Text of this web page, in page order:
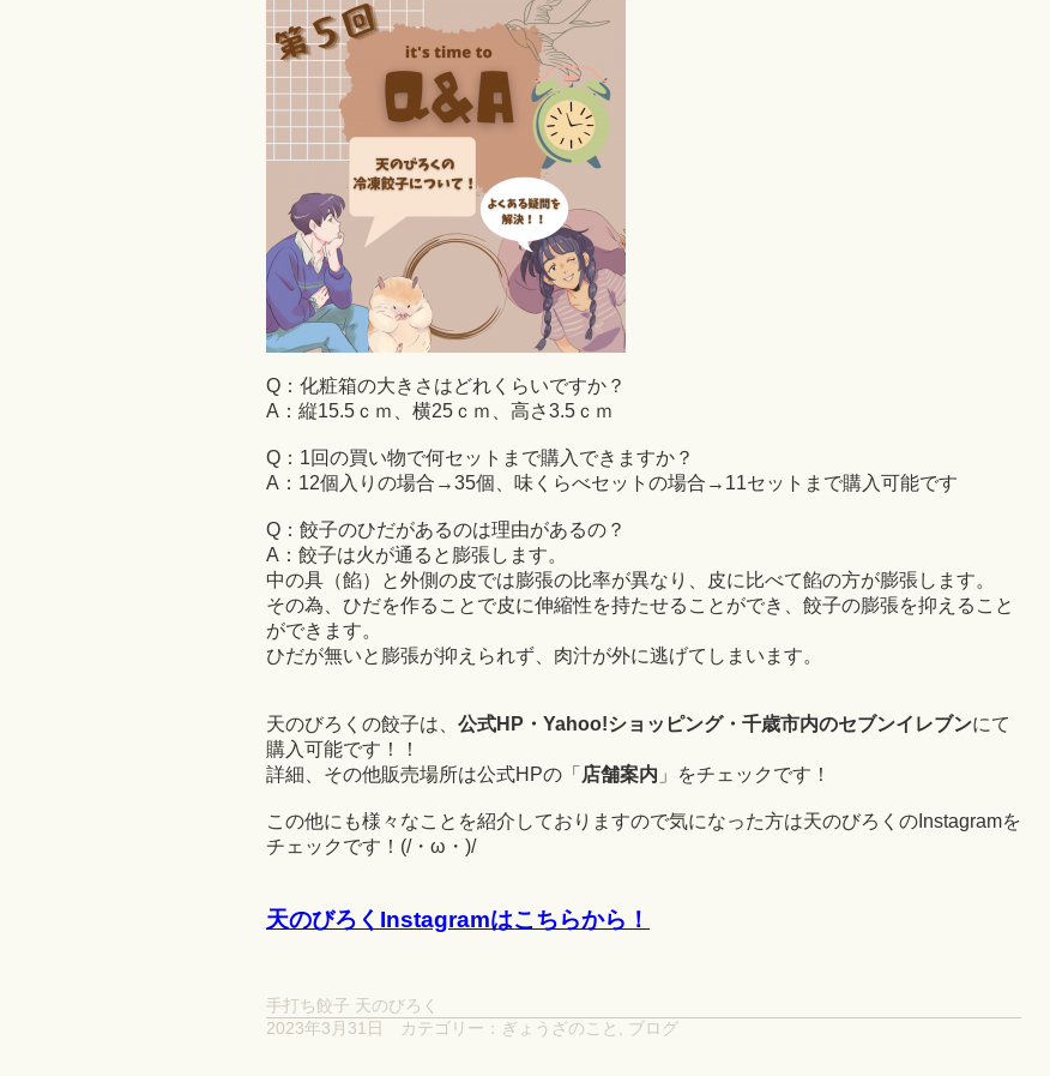
Q：化粧箱の大きさはどれくらいですか？
A：縦15.5ｃｍ、横25ｃｍ、高さ3.5ｃｍ
Q：1回の買い物で何セットまで購入できますか？
A：12個入りの場合→35個、味くらべセットの場合→11セットまで購入可能です
Q：餃子のひだがあるのは理由があるの？
A：餃子は火が通ると膨張します。
中の具（餡）と外側の皮では膨張の比率が異なり、皮に比べて餡の方が膨張します。
その為、ひだを作ることで皮に伸縮性を持たせることができ、餃子の膨張を抑えること
ができます。
ひだが無いと膨張が抑えられず、肉汁が外に逃げてしまいます。
天のびろくの餃子は、 公式HP・Yahoo!ショッピング・千歳市内のセブンイレブンにて
購入可能です！！
詳細、その他販売場所は公式HPの「 店舗案内 」をチェックです！
この他にも様々なことを紹介しておりますので気になった方は天のびろくのInstagramを
チェックです！(/・ω・)/
天のびろくInstagramはこちらから！
手打ち餃子 天のびろく
2023年3月31日
カテゴリー： ぎょうざのこと ブログ